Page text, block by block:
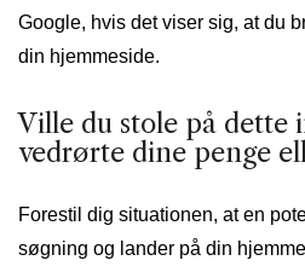
Google, hvis det viser sig, at du
din hjemmeside.
Ville du stole på dette
vedrørte dine penge
Forestil dig situationen, at en
søgning og lander på din